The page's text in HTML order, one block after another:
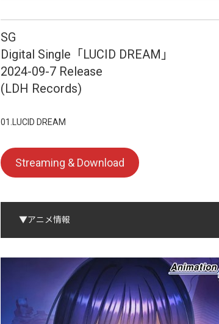
SG
Digital Single「LUCID DREAM」
2024-09-7 Release
(LDH Records)
01.LUCID DREAM
Streaming & Download
▼アニメ情報